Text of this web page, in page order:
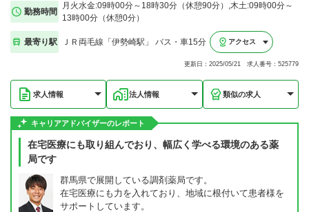
勤務時間
月火水金:09時00分～18時30分（休憩90分）,木土:09時00分～
13時00分（休憩0分）
最寄り駅 ＪＲ両毛線「伊勢崎駅」 バス・車15分 アクセス
更新日：2025/05/21 求人番号：525779
求人情報 法人情報 類似の求人
キャリアアドバイザーのレポート
在宅医療にも取り組んでおり、幅広く学べる環境のある薬
局です
群馬県で展開している調剤薬局です。
在宅医療にも力を入れており、地域に根付いて患者様を
サポートしています。